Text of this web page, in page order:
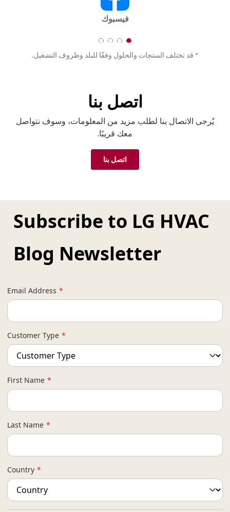
فيسبوك
1
o
2
o
3
o
4
o
* قد تختلف المنتجات والحلول وفقًا للبلد وظروف التشغيل.
اتصل بنا
يُرجى الاتصال بنا لطلب مزيد من المعلومات، وسوف نتواصل
معك قريبًا.
اتصل بنا